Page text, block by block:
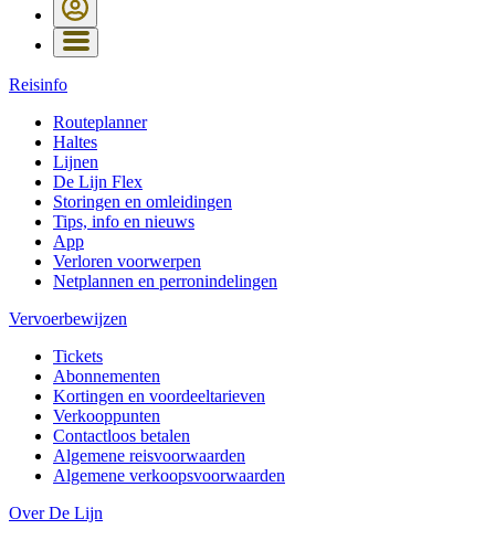
Reisinfo
Routeplanner
Haltes
Lijnen
De Lijn Flex
Storingen en omleidingen
Tips, info en nieuws
App
Verloren voorwerpen
Netplannen en perronindelingen
Vervoerbewijzen
Tickets
Abonnementen
Kortingen en voordeeltarieven
Verkooppunten
Contactloos betalen
Algemene reisvoorwaarden
Algemene verkoopsvoorwaarden
Over De Lijn